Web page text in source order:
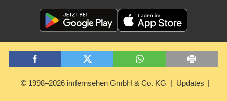
© 1998–2026 imfernsehen GmbH & Co. KG Updates